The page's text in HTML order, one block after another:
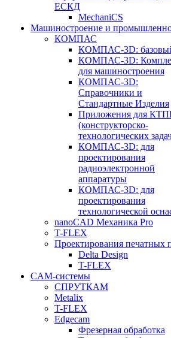
ЕСКД
MechaniCS
Машиностроение и
КОМПАС
КОМПАС-3D:
КОМПАС-3D:
для машиностроения
КОМПАС-3D:
Справочники и
Стандартные Изделия
Приложения для
(конструкторско-
технологических
КОМПАС-3D: для
проектирования
радиоэлектронной
аппаратуры
КОМПАС-3D: для
проектирования
технологической
nanoCAD Механика Pro
T-FLEX
Проектирования печатных
Delta Design
T-FLEX
CAM-системы
СПРУТКAM
Metalix
T-FLEX
Edgecam
Фрезерная обработка